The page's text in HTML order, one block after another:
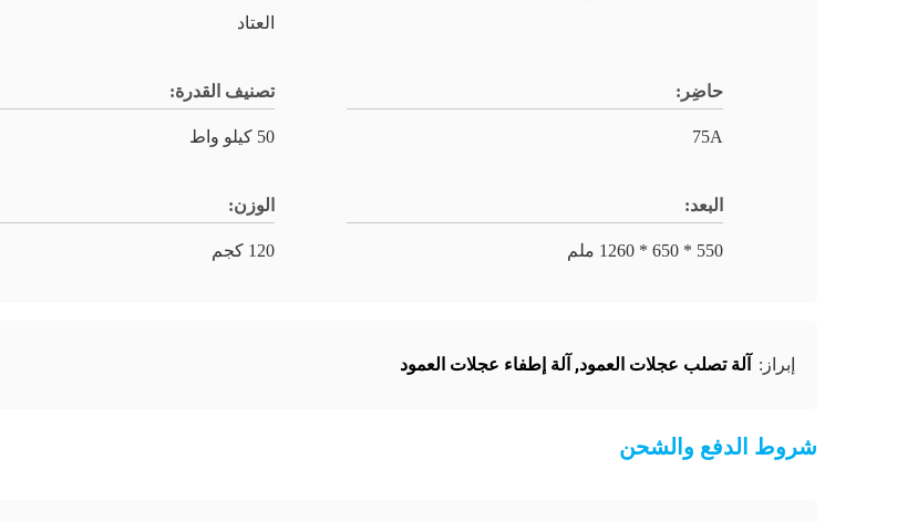
العتاد
حاضِر:
75A
تصنيف القدرة:
50 كيلو واط
البعد:
550 * 650 * 1260 ملم
الوزن:
120 كجم
إبراز: آلة تصلب عجلات العمود, آلة إطفاء عجلات العمود
شروط الدفع والشحن